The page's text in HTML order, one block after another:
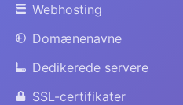
Webhosting
Domænenavne
Dedikerede servere
SSL-certifikater